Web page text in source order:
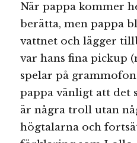
När pappa kommer
berätta, men pappa
vattnet och lägger
var hans fina pickup
spelar på
pappa vänligt att det
är några troll utan
högtalarna och